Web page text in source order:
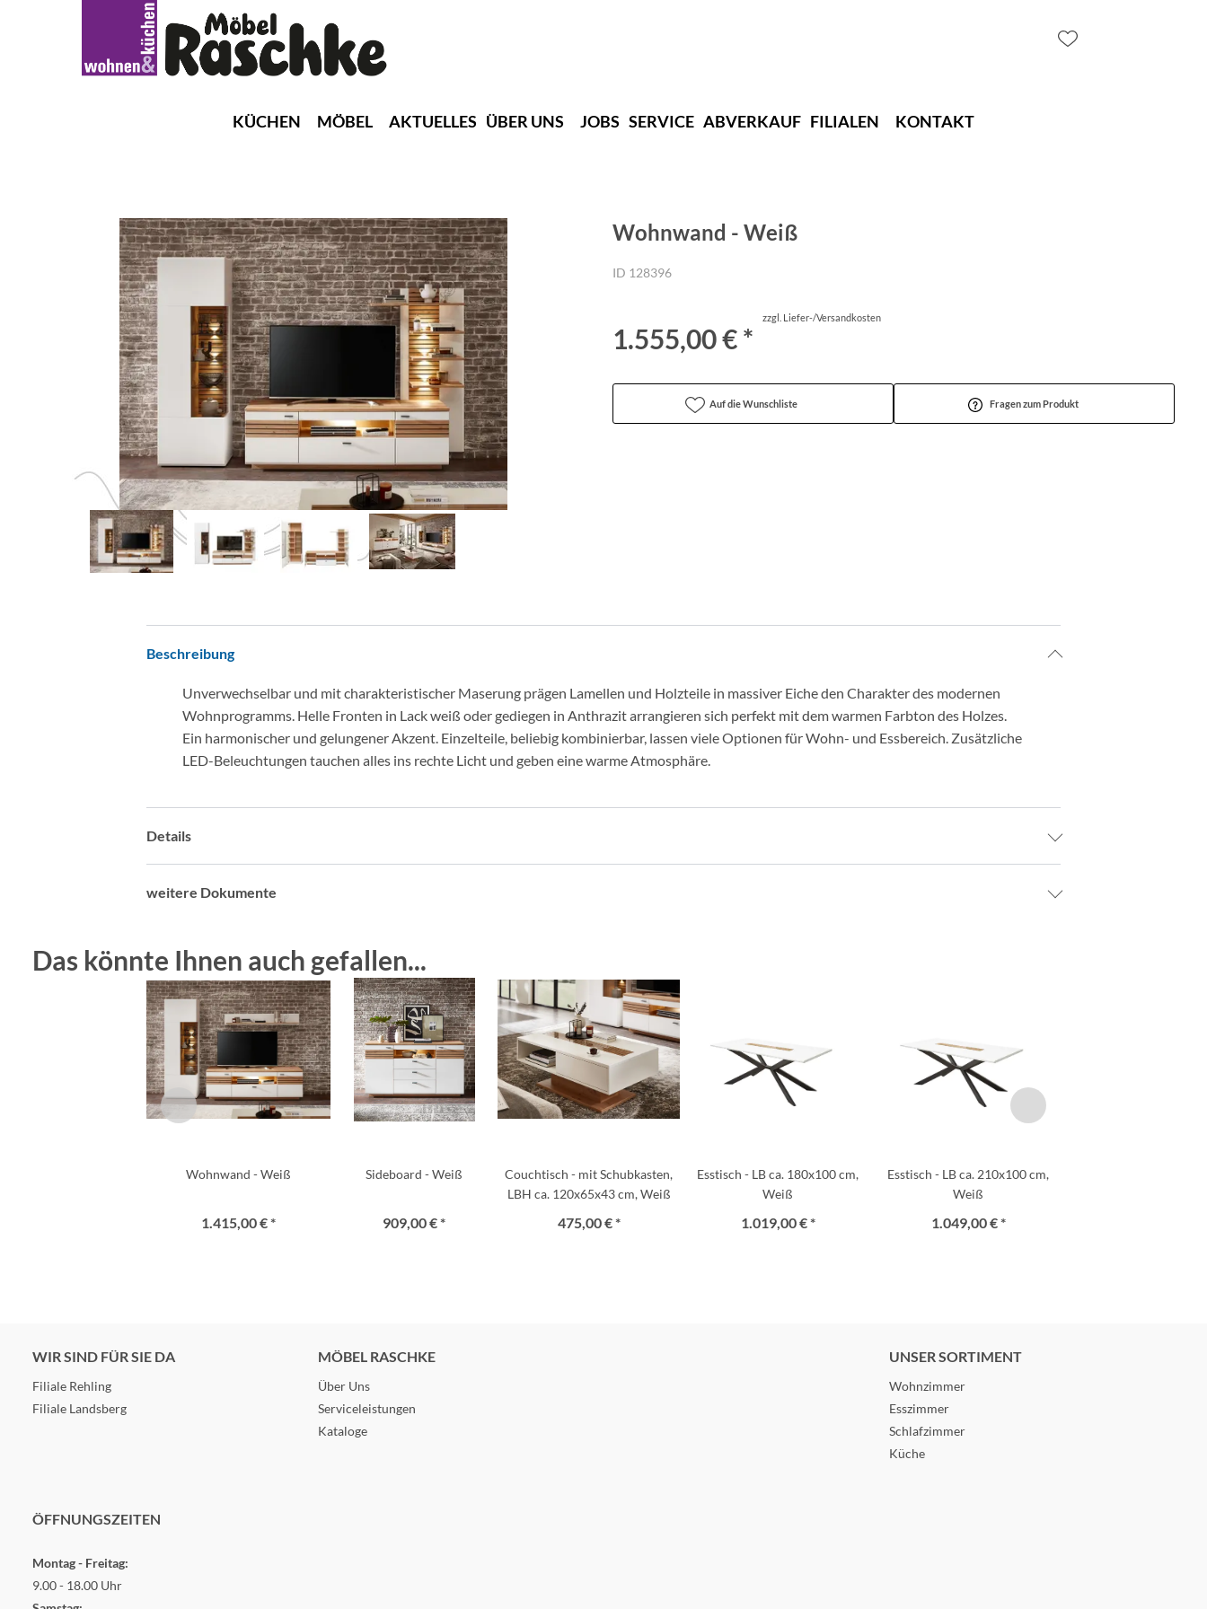
KÜCHEN MÖBEL AKTUELLES ÜBER UNS JOBS SERVICE ABVERKAUF FILIALEN KONTAKT
Wohnwand - Weiß
ID 128396
1.555,00 € *
zzgl. Liefer-/Versandkosten
Auf die Wunschliste Fragen zum Produkt
Beschreibung
Unverwechselbar und mit charakteristischer Maserung prägen Lamellen und Holzteile in massiver Eiche den Charakter des modernen
Wohnprogramms. Helle Fronten in Lack weiß oder gediegen in Anthrazit arrangieren sich perfekt mit dem warmen Farbton des Holzes.
Ein harmonischer und gelungener Akzent. Einzelteile, beliebig kombinierbar, lassen viele Optionen für Wohn- und Essbereich. Zusätzliche
LED-Beleuchtungen tauchen alles ins rechte Licht und geben eine warme Atmosphäre.
Details
weitere Dokumente
Das könnte Ihnen auch gefallen...
Wohnwand - Weiß
1.415,00 € *
Sideboard - Weiß
909,00 € *
Couchtisch - mit Schubkasten,
LBH ca. 120x65x43 cm, Weiß
475,00 € *
Esstisch - LB ca. 180x100 cm,
Weiß
1.019,00 € *
Esstisch - LB ca. 210x100 cm,
Weiß
1.049,00 € *
WIR SIND FÜR SIE DA
Filiale Rehling
Filiale Landsberg
MÖBEL RASCHKE
Über Uns
Serviceleistungen
Kataloge
UNSER SORTIMENT
Wohnzimmer
Esszimmer
Schlafzimmer
Küche
ÖFFNUNGSZEITEN
Montag - Freitag:
9.00 - 18.00 Uhr